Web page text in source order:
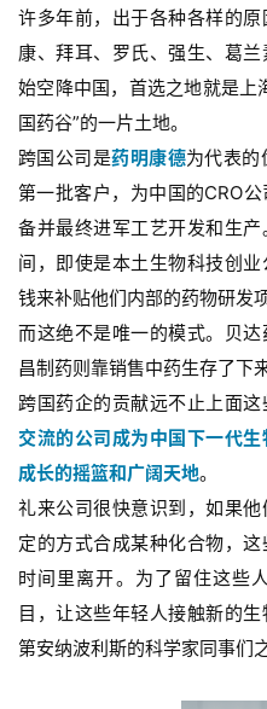
台
药
时
代
学
苑
A
l
l
E
n
g
l
i
s
h
联
系
我
登录
许多年前，出于各种各样的
康、拜耳、罗氏、强生、葛
始空降中国，首选之地就是上
国药谷”的一片土地。
跨国公司是药明康德为代表的
第一批客户，为中国的CRO
备并最终进军工艺开发和生
间，即使是本土生物科技创
钱来补贴他们内部的药物研发项
而这绝不是唯一的模式。贝
昌制药则靠销售中药生存了下来
跨国药企的贡献远不止上面这
交流的公司成为中国下一代生
成长的摇篮和广阔天地。
礼来公司很快意识到，如果
定的方式合成某种化合物，
时间里离开。为了留住这些
目，让这些年轻人接触新的
第安纳波利斯的科学家同事们